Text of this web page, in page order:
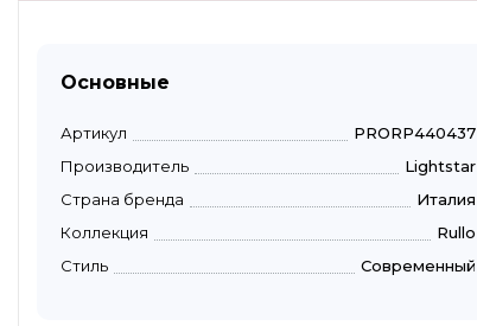
Основные
Артикул
PRORP440437
Производитель
Lightstar
Страна бренда
Италия
Коллекция
Rullo
Стиль
Современный